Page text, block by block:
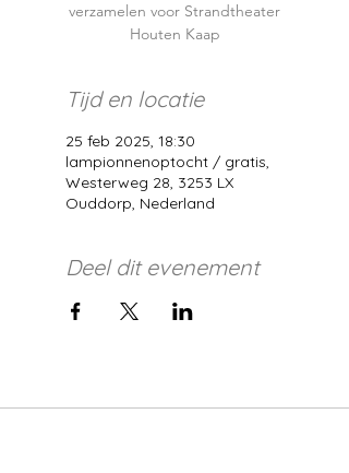
verzamelen voor Strandtheater
Houten Kaap
Tijd en locatie
25 feb 2025, 18:30
lampionnenoptocht / gratis,
Westerweg 28, 3253 LX
Ouddorp, Nederland
Deel dit evenement